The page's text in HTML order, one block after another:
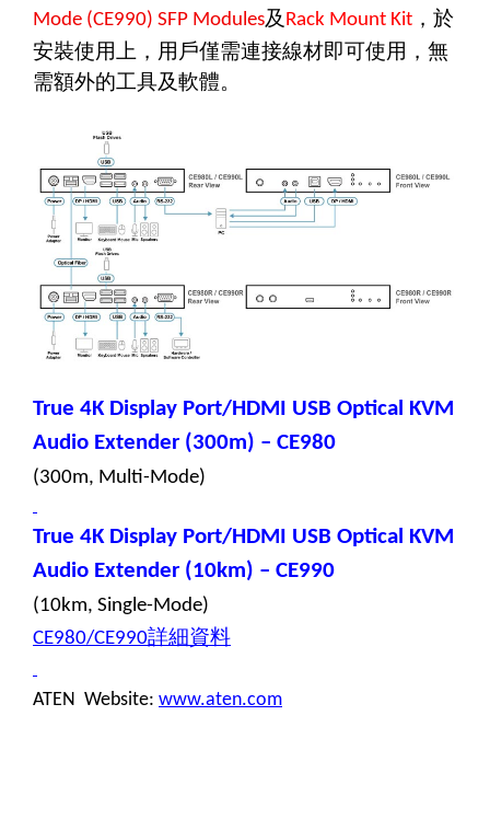
Mode (CE990) SFP Modules及 Rack Mount Kit ，於
安裝使用上，用戶僅需連接線材即可使用，無
需額外的工具及軟體。
True 4K Display Port/HDMI USB Optical KVM
Audio Extender (300m) – CE980
(300m, Multi-Mode)
True 4K Display Port/HDMI USB Optical KVM
Audio Extender (10km) – CE990
(10km, Single-Mode)
CE980/CE990詳細資料
ATEN Website: www.aten.com